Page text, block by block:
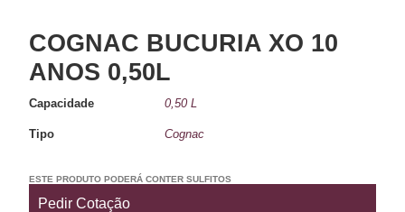
COGNAC BUCURIA XO 10
ANOS 0,50L
Capacidade 0,50 L
Tipo Cognac
ESTE PRODUTO PODERÁ CONTER SULFITOS
Pedir Cotação